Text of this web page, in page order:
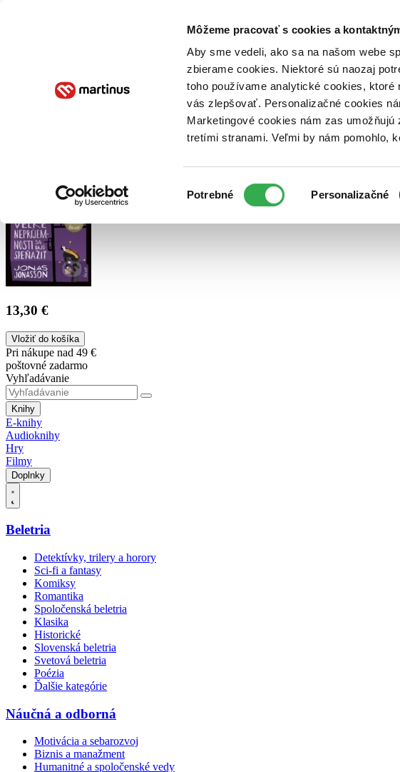
Môžeme pracovať s cookies a
Aby sme vedeli, ako sa na našom webe
zbierame cookies. Niektoré sú naozaj
toho používame analytické cookies,
vás zlepšovať. Personalizačné cookies
Marketingové cookies nám zas
tretími stranami. Veľmi by nám pomohlo,
súhlasu
Potrebné Personalizačné
Poukážky Kontakt
13,30 €
Vložiť do košíka
Pri nákupe nad 49 €
poštovné zadarmo
Vyhľadávanie
Knihy
E-knihy
Audioknihy
Hry
Filmy
Doplnky
Beletria
Detektívky, trilery a horory
Sci-fi a fantasy
Komiksy
Romantika
Spoločenská beletria
Klasika
Historické
Slovenská beletria
Svetová beletria
Poézia
Ďalšie kategórie
Náučná a odborná
Motivácia a sebarozvoj
Biznis a manažment
Humanitné a spoločenské vedy